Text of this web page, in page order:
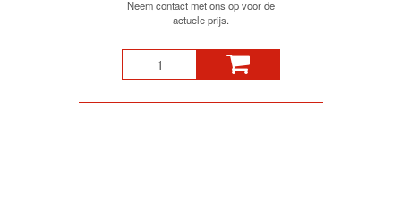
Neem contact met ons op voor de
actuele prijs.